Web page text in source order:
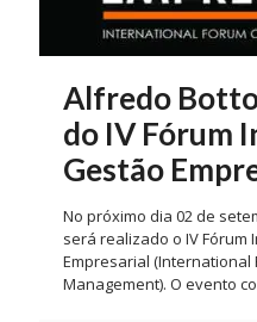
Alfredo
do IV Fórum
Gestão
No próximo dia 02 de
será realizado o IV Fórum
Empresarial (International
Management). O evento